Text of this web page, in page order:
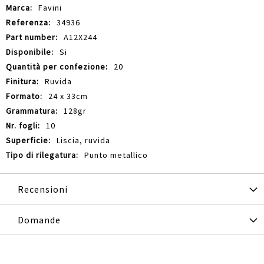
Informazioni
Favini
34936
A12X244
Si
20
Ruvida
24 x 33cm
128gr
10
Liscia, ruvida
Punto metallico
Recensioni
Domande